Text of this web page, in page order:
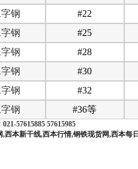
钢
#22
钢
#25
钢
#28
钢
#30
钢
#32
钢
#36等
021-57615885 57615985
,西本新干线,西本行情,钢铁现货网,西本每